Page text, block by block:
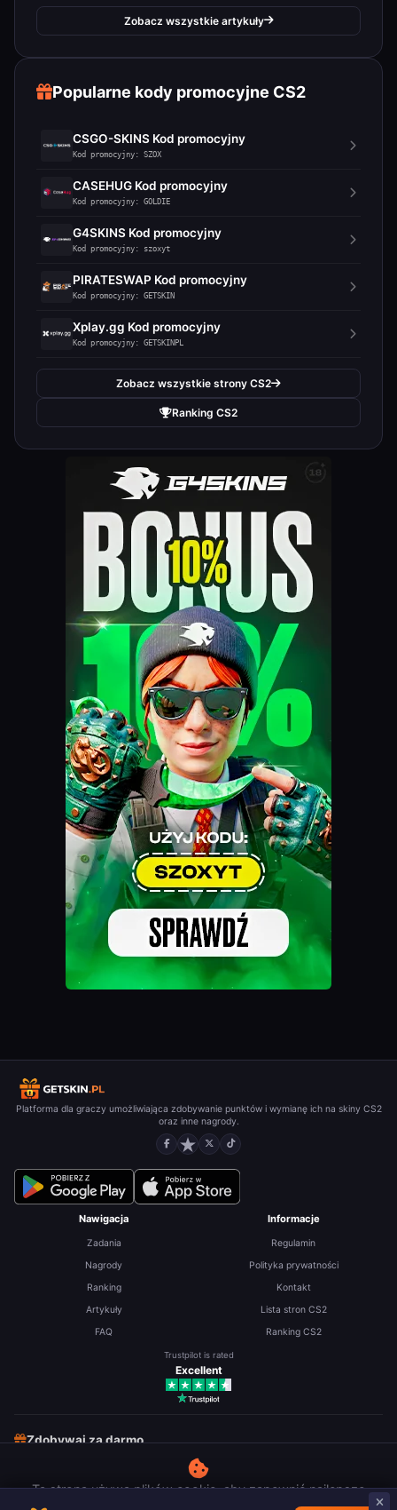
Zobacz wszystkie artykuły
Popularne kody promocyjne CS2
CSGO-SKINS Kod promocyjny
Kod promocyjny: SZOX
CASEHUG Kod promocyjny
Kod promocyjny: GOLDIE
G4SKINS Kod promocyjny
Kod promocyjny: szoxyt
PIRATESWAP Kod promocyjny
Kod promocyjny: GETSKIN
Xplay.gg Kod promocyjny
Kod promocyjny: GETSKINPL
Zobacz wszystkie strony CS2
Ranking CS2
Platforma dla graczy umożliwiająca zdobywanie punktów i wymianę ich na skiny CS2
oraz inne nagrody.
Nawigacja
Zadania
Nagrody
Ranking
Artykuły
FAQ
Informacje
Regulamin
Polityka prywatności
Kontakt
Lista stron CS2
Ranking CS2
Trustpilot is rated
Excellent
Zdobywaj za darmo
Darmowe Robuxy
Ta strona używa plików cookie, aby zapewnić najlepsze